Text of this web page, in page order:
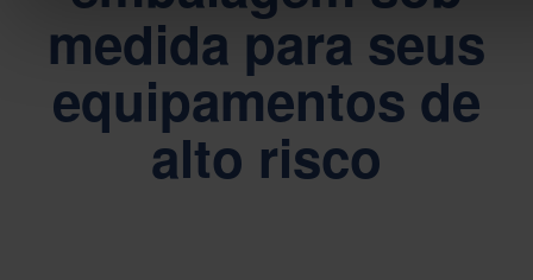
medida para seus
equipamentos de
alto risco